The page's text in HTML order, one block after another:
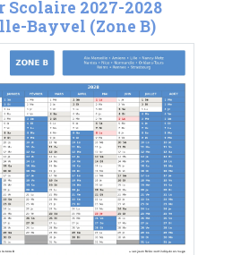
Scolaire 2027-2028
Bayvel (Zone B)